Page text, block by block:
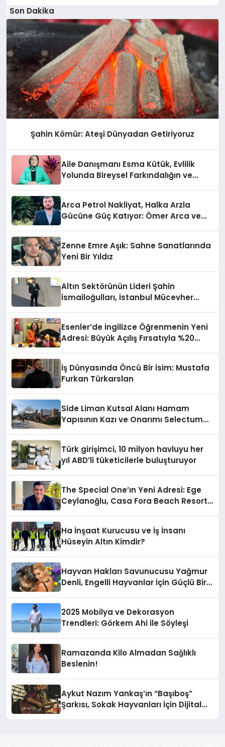
Son Dakika
Şahin Kömür: Ateşi Dünyadan Getiriyoruz
Aile Danışmanı Esma Kütük, Evlilik
Yolunda Bireysel Farkındalığın ve
Arca Petrol Nakliyat, Halka Arzla
Gücüne Güç Katıyor: Ömer Arca ve
Zenne Emre Aşık: Sahne Sanatlarında
Yeni Bir Yıldız
Altın Sektörünün Lideri Şahin
İsmailoğulları, İstanbul Mücevher
Esenler’de İngilizce Öğrenmenin Yeni
Adresi: Büyük Açılış Fırsatıyla %20
İş Dünyasında Öncü Bir İsim: Mustafa
Furkan Türkarslan
Side Liman Kutsal Alanı Hamam
Yapısının Kazı ve Onarımı Selectum
Türk girişimci, 10 milyon havluyu her
yıl ABD’li tüketicilerle buluşturuyor
The Special One’ın Yeni Adresi: Ege
Ceylanoğlu, Casa Fora Beach Resort
Ha İnşaat Kurucusu ve İş İnsanı
Hüseyin Altın Kimdir?
Hayvan Hakları Savunucusu Yağmur
Denli, Engelli Hayvanlar İçin Güçlü Bir
2025 Mobilya ve Dekorasyon
Trendleri: Görkem Ahi ile Söyleşi
Ramazanda Kilo Almadan Sağlıklı
Beslenin!
Aykut Nazım Yankaş’ın “Başıboş”
Şarkısı, Sokak Hayvanları İçin Dijital